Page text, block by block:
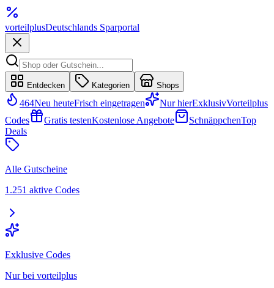
vorteilplusDeutschlands Sparportal
Entdecken Kategorien Shops
464Neu heuteFrisch eingetragen Nur hierExklusivVorteilplus
Codes
Gratis testenKostenlose Angebote SchnäppchenTop
Deals
Alle Gutscheine
1.251 aktive Codes
Exklusive Codes
Nur bei vorteilplus